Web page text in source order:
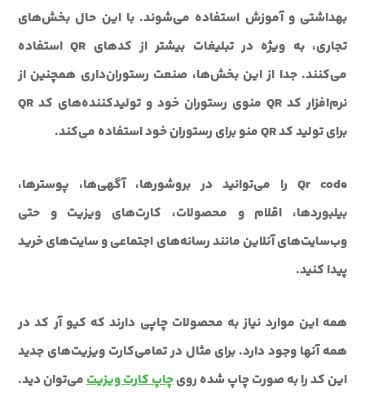
بهداشتی و آموزش استفاده می‌شوند. با این حال بخش‌های
تجاری، به ویژه در تبلیغات بیشتر از کدهای QR استفاده
می‌کنند. جدا از این بخش‌ها، صنعت رستوران‌داری همچنین از
نرم‌افزار کد QR منوی رستوران خود و تولیدکننده‌های کد QR
برای تولید کد QR منو برای رستوران خود استفاده می‌کند.
Qr code را می‌توانید در بروشورها، آگهی‌ها، پوسترها،
بیلبوردها، اقلام و محصولات، کارت‌های ویزیت و حتی
وب‌سایت‌های آنلاین مانند رسانه‌های اجتماعی و سایت‌های خرید
پیدا کنید.
همه این موارد نیاز به محصولات چاپی دارند که کیو آر کد در
همه آنها وجود دارد. برای مثال در تمامی‌کارت ویزیت‌های جدید
این کد را به صورت چاپ شده رویچاپ کارت ویزیتمی‌توان دید.